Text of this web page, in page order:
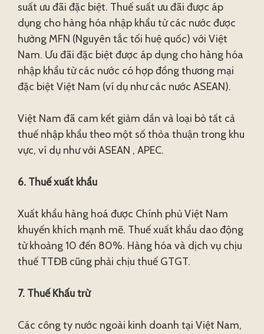
suất ưu đãi đặc biệt. Thuế suất ưu đãi được áp
dụng cho hàng hóa nhập khẩu từ các nước được
hưởng MFN (Nguyên tắc tối huệ quốc) với Việt
Nam. Ưu đãi đặc biệt được áp dụng cho hàng hóa
nhập khẩu từ các nước có hợp đồng thương mại
đặc biệt Việt Nam (ví dụ như các nước ASEAN).
Việt Nam đã cam kết giảm dần và loại bỏ tất cả
thuế nhập khẩu theo một số thỏa thuận trong khu
vực, ví dụ như với ASEAN , APEC.
6. Thuế xuất khẩu
Xuất khẩu hàng hoá được Chính phủ Việt Nam
khuyến khích mạnh mẽ. Thuế xuất khẩu dao động
từ khoảng 10 đến 80%. Hàng hóa và dịch vụ chịu
thuế TTĐB cũng phải chịu thuế GTGT.
7. Thuế Khấu trừ
Các công ty nước ngoài kinh doanh tại Việt Nam,